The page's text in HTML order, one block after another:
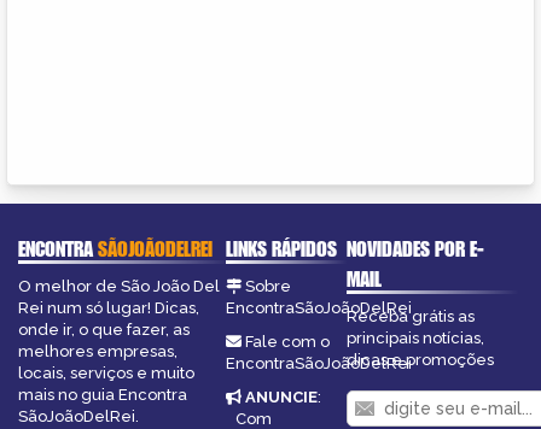
ENCONTRASÃOJOÃODELREI
O melhor de São João Del
Rei num só lugar! Dicas,
onde ir, o que fazer, as
melhores empresas,
locais, serviços e muito
mais no guia Encontra
SãoJoãoDelRei.
LINKS RÁPIDOS
Sobre
EncontraSãoJoãoDelRei
Fale com o
EncontraSãoJoãoDelRei
ANUNCIE:
Com
NOVIDADES POR E-
MAIL
Receba grátis as
principais notícias,
dicas e promoções